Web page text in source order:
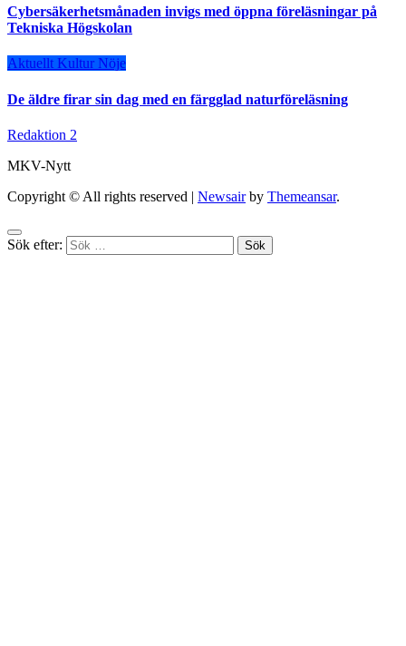
Cybersäkerhetsmånaden invigs med öppna föreläsningar på
Tekniska Högskolan
Aktuellt Kultur Nöje
De äldre firar sin dag med en färgglad naturföreläsning
Redaktion 2
MKV-Nytt
Copyright © All rights reserved | Newsairby Themeansar.
Sök efter: